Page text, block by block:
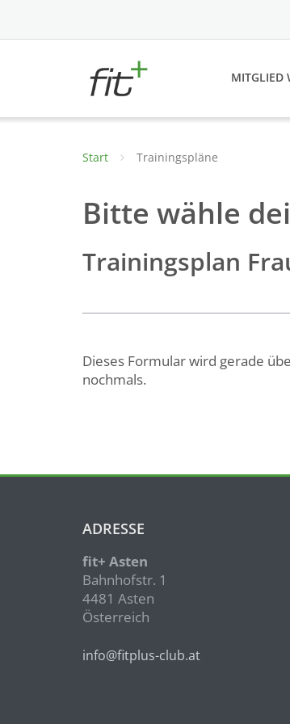
content
MITGLIED
Start Trainingspläne
Bitte wähle
Trainingsplan
Dieses Formular wird gerade
nochmals.
ADRESSE
fit+ Asten
Bahnhofstr. 1
4481 Asten
Österreich
info@fitplus-club.at